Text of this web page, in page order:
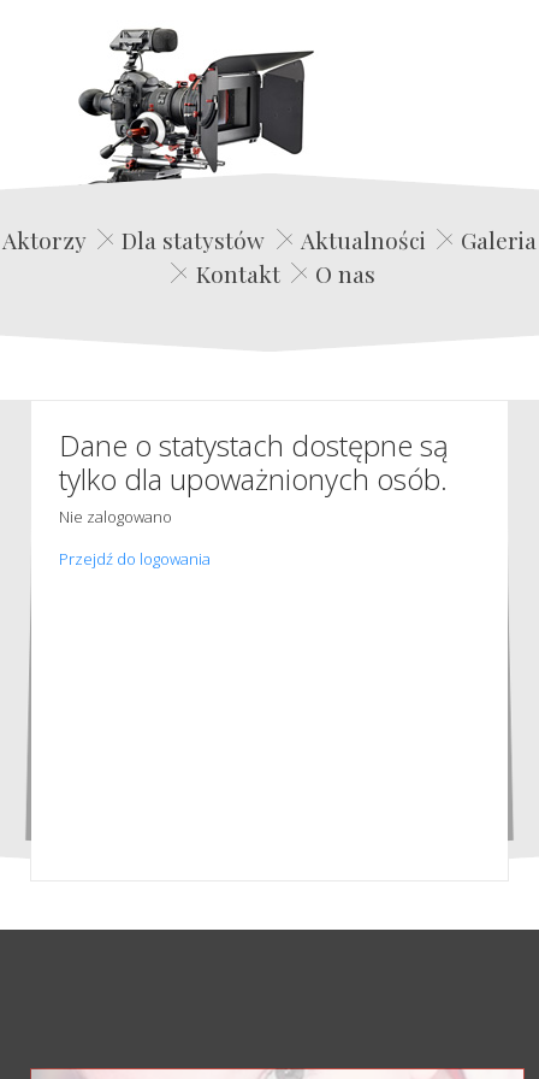
Edwin Film Agencja Aktorska
Aktorzy Dla statystów Aktualności
Galeria
Kontakt
O nas
Dane o statystach dostępne są
tylko dla upoważnionych osób.
Nie zalogowano
Przejdź do logowania